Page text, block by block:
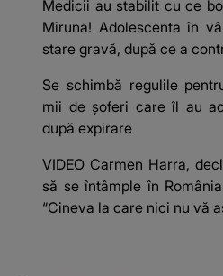
Medicii au stabilit cu ce
Miruna! Adolescenta în
stare gravă, după ce a
Se schimbă regulile
mii de șoferi care îl au
după expirare
VIDEO Carmen Harra,
să se întâmple în
“Cineva la care nici nu vă